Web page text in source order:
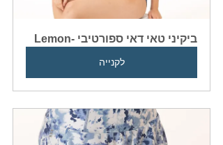
ביקיני טאי דאי ספורטיבי -Lemon
לקנייה